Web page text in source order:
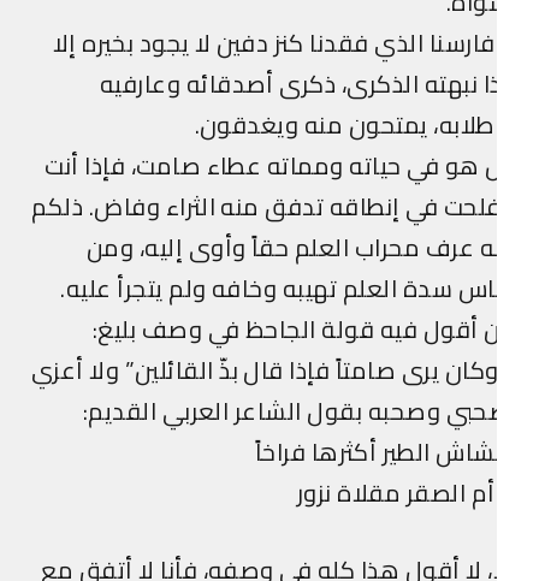
الذي فقدنا كنز دفين لا يجود بخيره إلا
نبهته الذكرى، ذكرى أصدقائه وعارفيه
يمتحون منه ويغدقون.
هو في حياته ومماته عطاء صامت، فإذا أنت
في إنطاقه تدفق منه الثراء وفاض. ذلكم
عرف محراب العلم حقاً وأوى إليه، ومن
سدة العلم تهيبه وخافه ولم يتجرأ عليه.
أقول فيه قولة الجاحظ في وصف بليغ:
يرى صامتاً فإذا قال بذّ القائلين” ولا أعزي
وصحبه بقول الشاعر العربي القديم:
الطير أكثرها فراخاً
الصقر مقلاة نزور
لا أقول هذا كله في وصفه، فأنا لا أتفق مع